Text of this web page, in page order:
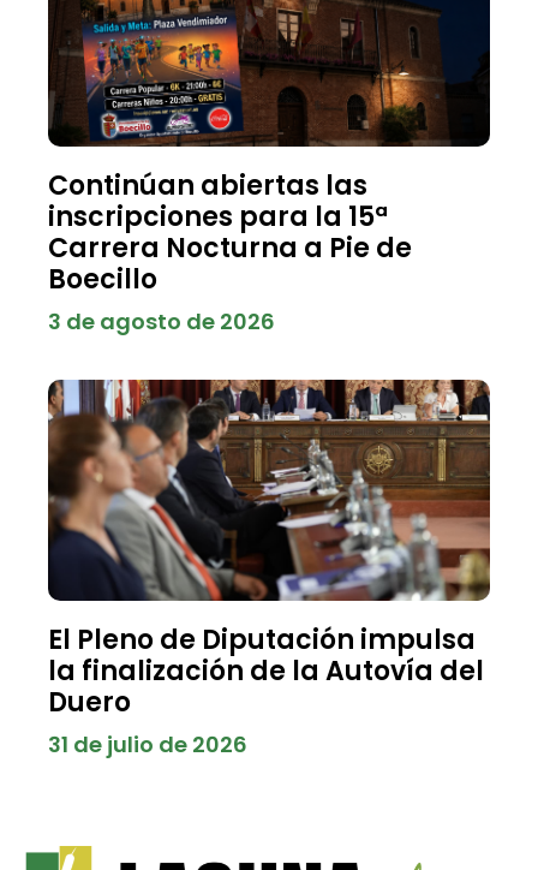
Continúan abiertas las
inscripciones para la 15ª
Carrera Nocturna a Pie de
Boecillo
3 de agosto de 2026
El Pleno de Diputación impulsa
la finalización de la Autovía del
Duero
31 de julio de 2026